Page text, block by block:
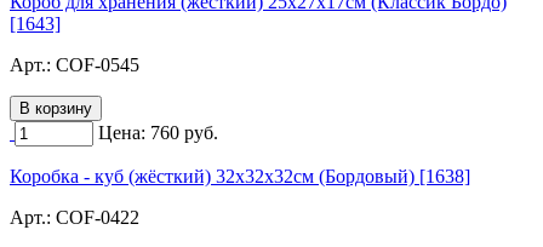
[1643]
Арт.: COF-0545
Цена: 760 руб.
Коробка - куб (жёсткий) 32х32х32см (Бордовый) [1638]
Арт.: COF-0422